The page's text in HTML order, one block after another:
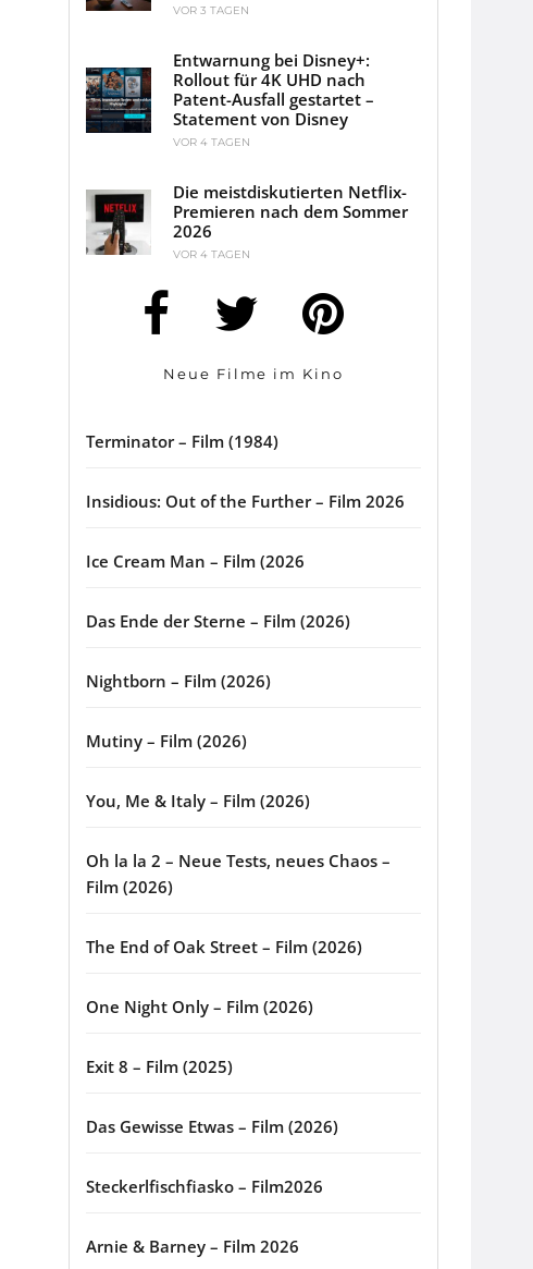
VOR 3 TAGEN
Entwarnung bei Disney+:
Rollout für 4K UHD nach
Patent-Ausfall gestartet –
Statement von Disney
VOR 4 TAGEN
Die meistdiskutierten Netflix-
Premieren nach dem Sommer
2026
VOR 4 TAGEN
Neue Filme im Kino
Terminator – Film (1984)
Insidious: Out of the Further – Film 2026
Ice Cream Man – Film (2026
Das Ende der Sterne – Film (2026)
Nightborn – Film (2026)
Mutiny – Film (2026)
You, Me & Italy – Film (2026)
Oh la la 2 – Neue Tests, neues Chaos –
Film (2026)
The End of Oak Street – Film (2026)
One Night Only – Film (2026)
Exit 8 – Film (2025)
Das Gewisse Etwas – Film (2026)
Steckerlfischfiasko – Film2026
Arnie & Barney – Film 2026